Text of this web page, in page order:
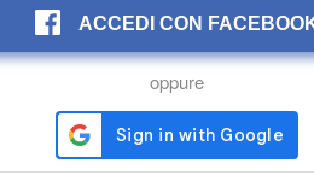
ACCEDI CON
oppure